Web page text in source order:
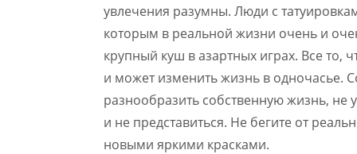
увлечения разумны. Люди с
которым в реальной жизни очень и
крупный куш в азартных играх. Все то,
и может изменить жизнь в одночасье.
разнообразить собственную жизнь, не
и не представиться. Не бегите от
новыми яркими красками.